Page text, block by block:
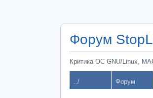
Форум
Критика ОС GNU/Linux,
../ Форум